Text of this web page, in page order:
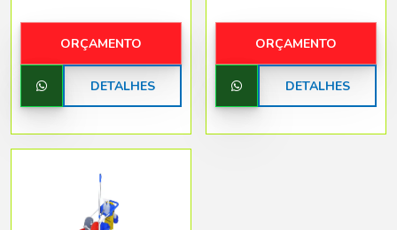
ORÇAMENTO
DETALHES
ORÇAMENTO
DETALHES